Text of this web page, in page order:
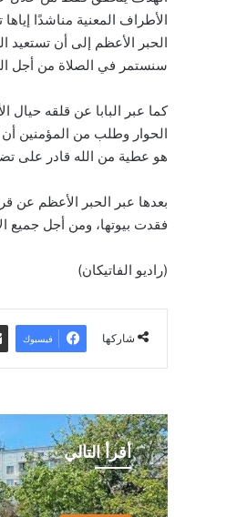
الأطراف المعنية مناشدًا
الحبر الأعظم إلى أن تستعيد
سنستمر في الصلاة من أجل
كما عبر البابا عن قلقه حيال
الحوار وطلب من المؤمنين
هو عطية من الله قادر على
بعدها عبر الحبر الأعظم عن
فقدت بيوتها، ومن أجل جميع
(راديو الفاتيكان)
شاركها فيسبوك
أقرأ التالي